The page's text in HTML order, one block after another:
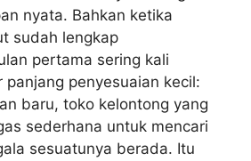
nyata. Bahkan ketika
sudah lengkap
pertama sering kali
penyesuaian kecil:
baru, toko kelontong yang
sederhana untuk mencari
sesuatunya berada. Itu